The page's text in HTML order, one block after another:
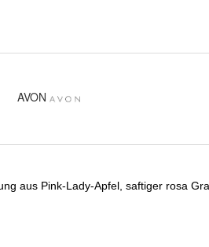
AVON